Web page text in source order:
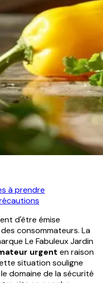
à prendre
d'être émise
consommateurs. La
Le Fabuleux Jardin
urgent en raison
situation souligne
domaine de la sécurité